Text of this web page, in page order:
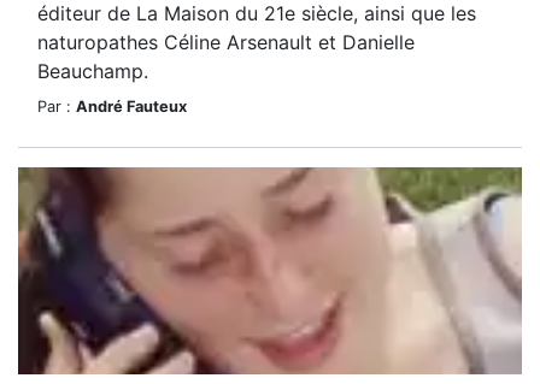
éditeur de La Maison du 21e siècle, ainsi que les
naturopathes Céline Arsenault et Danielle
Beauchamp.
Par : André Fauteux